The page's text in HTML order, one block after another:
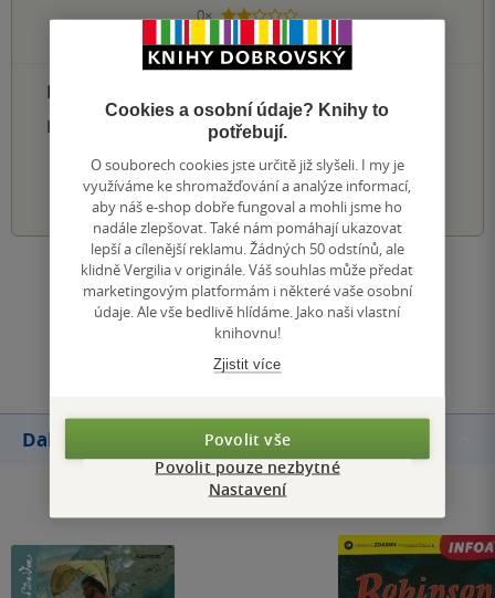
0×
2 hvězdičky
1 hvezdička
PŘIDEJTE SVÉ HODNOCENÍ PRODUKTU
Hodnocení našich knihkupců: 0.0 z 5
1 2 3 4 5
Zobrazit všechna hodnocení
Přidat hodnocení
Další knihy autora
Cookies a osobní údaje? Knihy to
potřebují.
O souborech cookies jste určitě již slyšeli. I my je
využíváme ke shromažďování a analýze informací,
aby náš e-shop dobře fungoval a mohli jsme ho
nadále zlepšovat. Také nám pomáhají ukazovat
lepší a cílenější reklamu. Žádných 50 odstínů, ale
klidně Vergilia v originále. Váš souhlas může předat
marketingovým platformám i některé vaše osobní
údaje. Ale vše bedlivě hlídáme. Jako naši vlastní
knihovnu!
Zjistit více
Povolit vše
Povolit pouze nezbytné
Nastavení